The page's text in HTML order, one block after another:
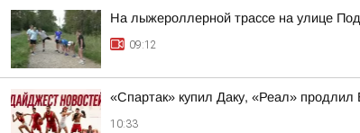
На лыжероллерной трассе на улице
09:12
«Спартак» купил Даку, «Реал»
10:33